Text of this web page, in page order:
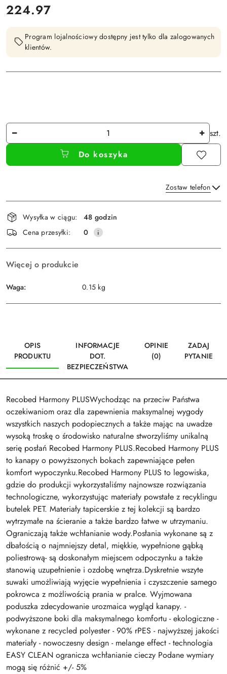
cena:
224.97
Program lojalnościowy dostępny jest tylko dla zalogowanych
klientów.
Ilość
szt.
Do koszyka
Zostaw telefon
Wyślij
Dostępność
i
dostawa
Wysyłka w ciągu:
48 godzin
Cena przesyłki:
0
Więcej o produkcie
Waga: 0.15 kg
OPIS
PRODUKTU
INFORMACJE
DOT.
BEZPIECZEŃSTWA
OPINIE
(0)
ZADAJ
PYTANIE
Recobed Harmony PLUSWychodząc na przeciw Państwa
oczekiwaniom oraz dla zapewnienia maksymalnej wygody
wszystkich naszych podopiecznych a także mając na uwadze
wysoką troskę o środowisko naturalne stworzyliśmy unikalną
serię posłań Recobed Harmony PLUS.Recobed Harmony PLUS
to kanapy o powyższonych bokach zapewniające pełen
komfort wypoczynku.Recobed Harmony PLUS to legowiska,
gdzie do produkcji wykorzystaliśmy najnowsze rozwiązania
technologiczne, wykorzystując materiały powstałe z recyklingu
butelek PET. Materiały tapicerskie z tej kolekcji są bardzo
wytrzymałe na ścieranie a także bardzo łatwe w utrzymaniu.
Ograniczają także wchłanianie wody.Posłania wykonane są z
dbałością o najmniejszy detal, miękkie, wypełnione gąbką
poliestrową- są doskonałym miejscem odpoczynku a także
stanowią uzupełnienie i ozdobę wnętrza.Dyskretnie wszyte
suwaki umożliwiają wyjęcie wypełnienia i czyszczenie samego
pokrowca z możliwością prania w pralce. Wyjmowana
poduszka zdecydowanie urozmaica wygląd kanapy. -
podwyższone boki dla maksymalnego komfortu - ekologiczne -
wykonane z recycled polyester - 90% rPES - najwyższej jakości
materiały - nowoczesny design - melange effect - technologia
EASY CLEAN ogranicza wchłanianie cieczy Podane wymiary
mogą się różnić +/- 5%